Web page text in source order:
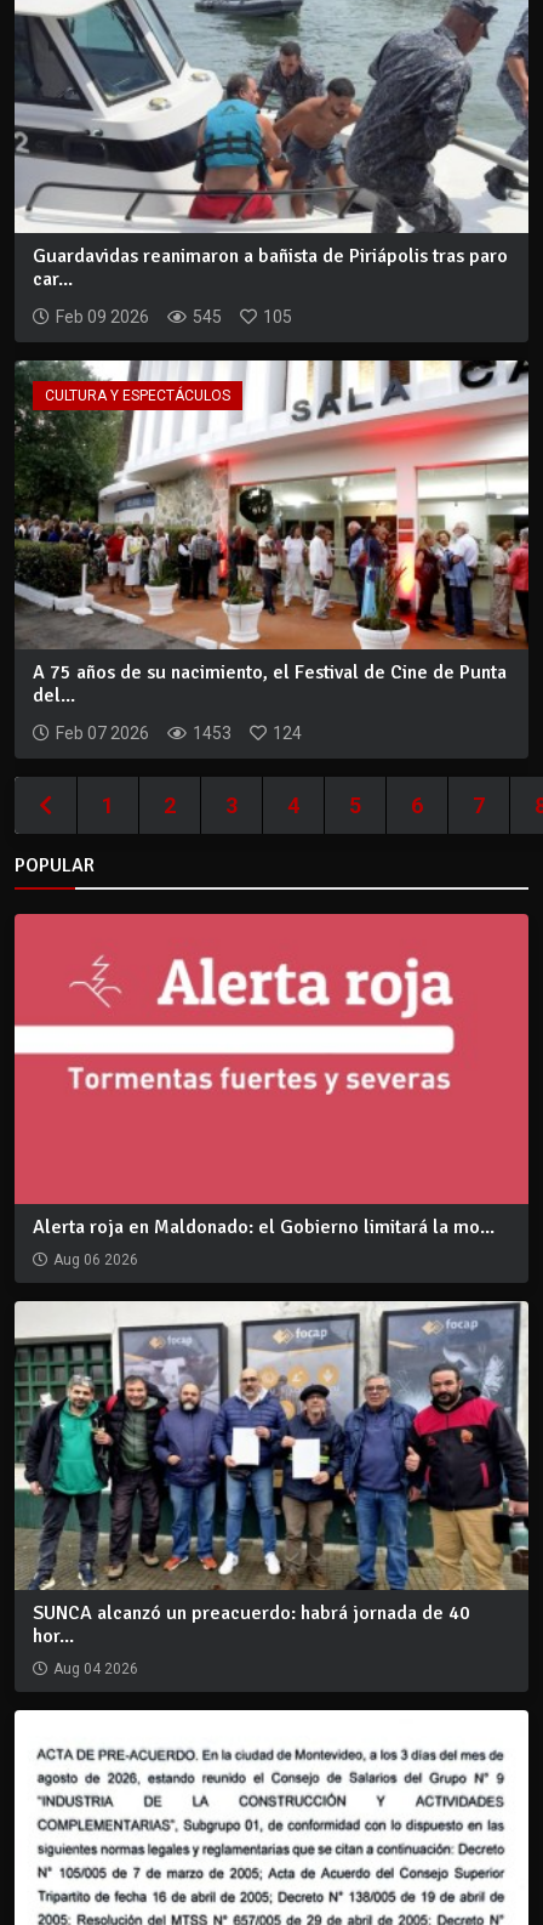
Guardavidas reanimaron a bañista de Piriápolis tras paro
car...
Feb 09 2026 545 105
CULTURA Y ESPECTÁCULOS
A 75 años de su nacimiento, el Festival de Cine de Punta
del...
Feb 07 2026 1453 124
1 2 3 4 5 6 7
POPULAR
Alerta roja en Maldonado: el Gobierno limitará la mo...
Aug 06 2026
SUNCA alcanzó un preacuerdo: habrá jornada de 40
hor...
Aug 04 2026